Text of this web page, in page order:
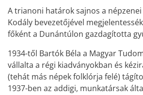
A trianoni határok sajnos a
Kodály bevezetőjével
főként a Dunántúlon gazdagította
1934-től Bartók Béla a Magyar
vállalta a régi kiadványokban és
(tehát más népek folklórja felé)
1937-ben az addigi, munkatársak